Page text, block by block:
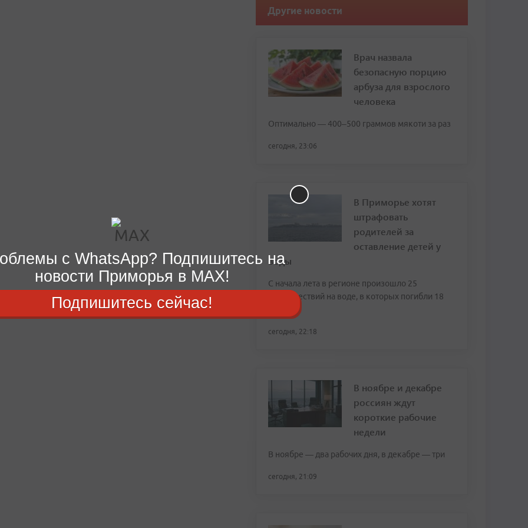
Другие новости
Врач назвала
безопасную порцию
арбуза для взрослого
человека
Оптимально — 400–500 граммов мякоти за раз
сегодня, 23:06
В Приморье хотят
штрафовать
родителей за
оставление детей у
воды
С начала лета в регионе произошло 25
происшествий на воде, в которых погибли 18
человек
сегодня, 22:18
В ноябре и декабре
россиян ждут
короткие рабочие
недели
В ноябре — два рабочих дня, в декабре — три
сегодня, 21:09
с WhatsApp? Подпишитесь на
новости Приморья в MAX!
Подпишитесь сейчас!